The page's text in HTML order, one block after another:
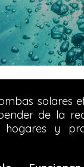
solares
de la
hogares y